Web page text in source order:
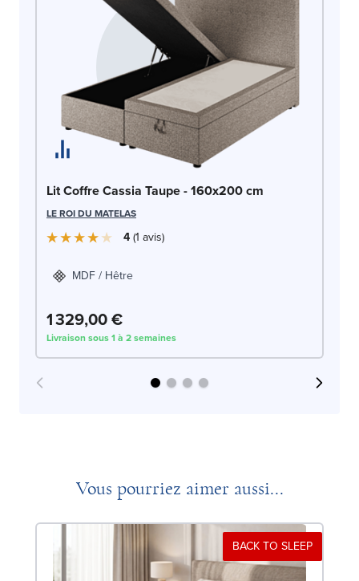
Lit Coffre Cassia Taupe - 160x200 cm
LE ROI DU MATELAS
4 1 avis
MDF / Hêtre
1 329,00 €
Livraison sous 1 à 2 semaines
Vous pourriez aimer aussi...
BACK TO SLEEP